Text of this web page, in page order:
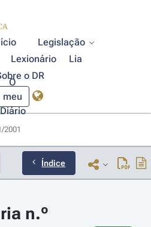
Legislação
Lexionário
Lia
o DR
O
meu
Diário
2001
Índice
n.º